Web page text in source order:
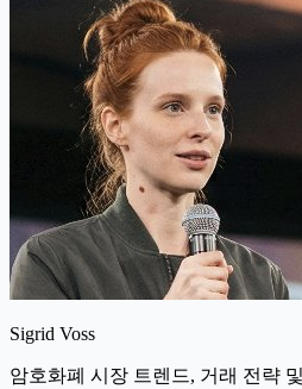
Sigrid Voss
암호화폐 시장 트렌드, 거래 전략